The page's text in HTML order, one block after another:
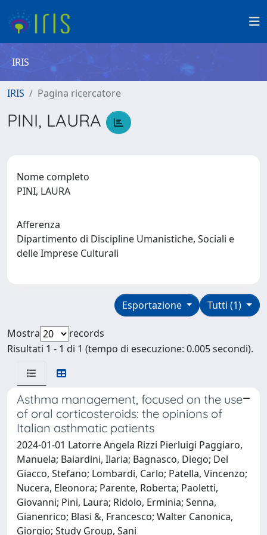
IRIS
IRIS Pagina ricercatore
PINI, LAURA
Nome completo
PINI, LAURA
Afferenza
Dipartimento di Discipline Umanistiche, Sociali e
delle Imprese Culturali
Tutti (1)
Esportazione
Mostra
records
Risultati 1 - 1 di 1 (tempo di esecuzione: 0.005 secondi).
Asthma management, focused on the use
of oral corticosteroids: the opinions of
Italian asthmatic patients
2024-01-01 Latorre Angela Rizzi Pierluigi Paggiaro,
Manuela; Baiardini, Ilaria; Bagnasco, Diego; Del
Giacco, Stefano; Lombardi, Carlo; Patella, Vincenzo;
Nucera, Eleonora; Parente, Roberta; Paoletti,
Giovanni; Pini, Laura; Ridolo, Erminia; Senna,
Gianenrico; Blasi &, Francesco; Walter Canonica,
Giorgio; Study Group, Sani